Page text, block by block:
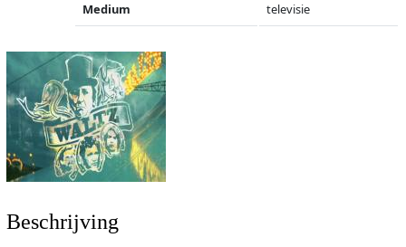
Medium televisie
Beschrijving